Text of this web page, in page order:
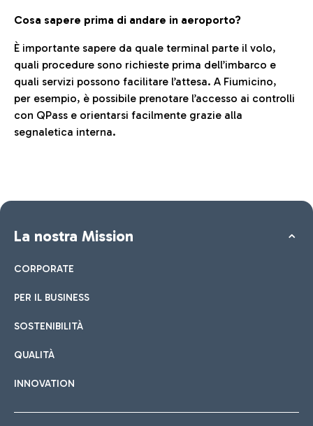
Cosa sapere prima di andare in aeroporto?
È importante sapere da quale terminal parte il volo,
quali procedure sono richieste prima dell’imbarco e
quali servizi possono facilitare l’attesa. A Fiumicino,
per esempio, è possibile prenotare l’accesso ai controlli
con QPass e orientarsi facilmente grazie alla
segnaletica interna.
La nostra Mission
CORPORATE
PER IL BUSINESS
SOSTENIBILITÀ
QUALITÀ
INNOVATION